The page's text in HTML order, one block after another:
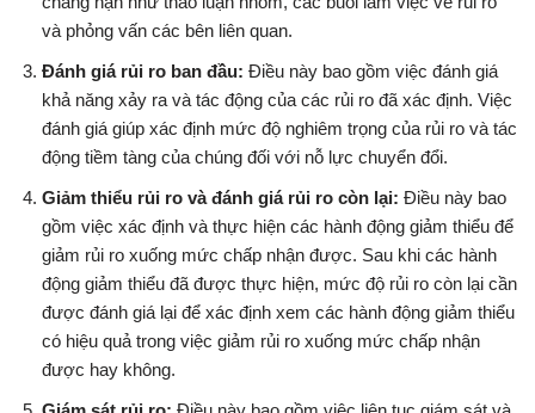
và phỏng vấn các bên liên quan.
Đánh giá rủi ro ban đầu: Điều này bao gồm việc đánh giá
khả năng xảy ra và tác động của các rủi ro đã xác định. Việc
đánh giá giúp xác định mức độ nghiêm trọng của rủi ro và tác
động tiềm tàng của chúng đối với nỗ lực chuyển đổi.
Giảm thiểu rủi ro và đánh giá rủi ro còn lại: Điều này bao
gồm việc xác định và thực hiện các hành động giảm thiểu để
giảm rủi ro xuống mức chấp nhận được. Sau khi các hành
động giảm thiểu đã được thực hiện, mức độ rủi ro còn lại cần
được đánh giá lại để xác định xem các hành động giảm thiểu
có hiệu quả trong việc giảm rủi ro xuống mức chấp nhận
được hay không.